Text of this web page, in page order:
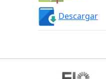
Descargar